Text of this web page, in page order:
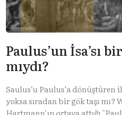
Paulus’un İsa’sı
mıydı?
Saulus’u Paulus’a
yoksa sıradan bir gök taşı
Hartmann’ın ortaya attığı